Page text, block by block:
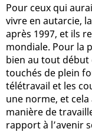
Pour ceux qui
vivre en autarcie,
après 1997, et ils
mondiale. Pour la
bien au tout début
touchés de plein
télétravail et les
une norme, et
manière de
rapport à l’avenir